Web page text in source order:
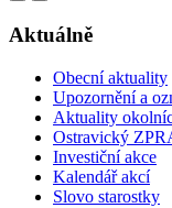
Aktuálně
Obecní aktuality
Upozornění a
Aktuality
Ostravický
Investiční akce
Kalendář akcí
Slovo starostky